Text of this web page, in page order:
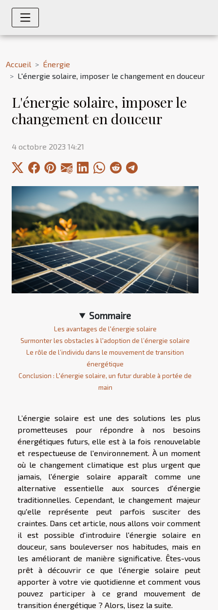
Accueil
Énergie
L'énergie solaire, imposer le changement en douceur
L'énergie solaire, imposer le
changement en douceur
4 octobre 2023 14:21
Sommaire
Les avantages de l'énergie solaire
Surmonter les obstacles à l'adoption de l’énergie solaire
Le rôle de l’individu dans le mouvement de transition
énergétique
Conclusion : L'énergie solaire, un futur durable à portée de
main
L’énergie solaire est une des solutions les plus
prometteuses pour répondre à nos besoins
énergétiques futurs, elle est à la fois renouvelable
et respectueuse de l'environnement. À un moment
où le changement climatique est plus urgent que
jamais, l'énergie solaire apparaît comme une
alternative essentielle aux sources d'énergie
traditionnelles. Cependant, le changement majeur
qu'elle représente peut parfois susciter des
craintes. Dans cet article, nous allons voir comment
il est possible d'introduire l'énergie solaire en
douceur, sans bouleverser nos habitudes, mais en
les améliorant de manière significative. Êtes-vous
prêt à découvrir ce que l'énergie solaire peut
apporter à votre vie quotidienne et comment vous
pouvez participer à ce grand mouvement de
transition énergétique ? Alors, lisez la suite.